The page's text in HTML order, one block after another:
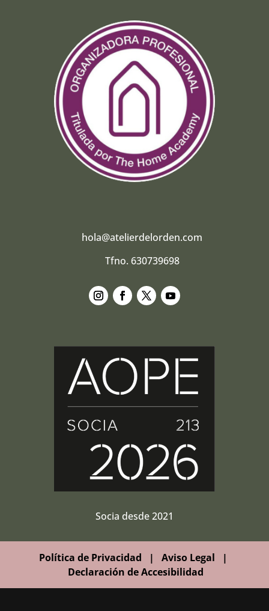
hola@atelierdelorden.com
Tfno. 630739698
Socia desde 2021
Política de Privacidad | Aviso Legal |
Declaración de Accesibilidad